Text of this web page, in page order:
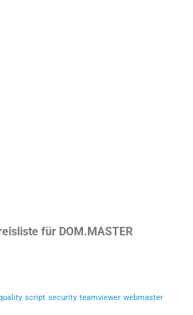
für DOM.MASTER
script security teamviewer webmaster